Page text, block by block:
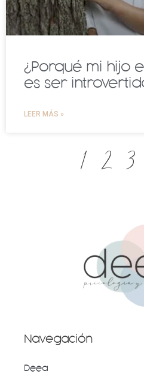
¿Porqué mi hijo
es ser
LEER MÁS »
1 2 3
Navegación
Deea